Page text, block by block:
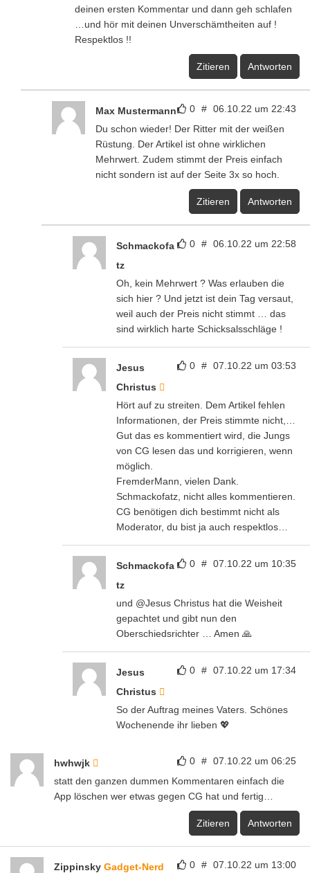
deinen ersten Kommentar und dann geh schlafen
…und hör mit deinen Unverschämtheiten auf !
Respektlos !!
Zitieren Antworten
0 # 06.10.22 um 22:43
Max Mustermann
Du schon wieder! Der Ritter mit der weißen
Rüstung. Der Artikel ist ohne wirklichen
Mehrwert. Zudem stimmt der Preis einfach
nicht sondern ist auf der Seite 3x so hoch.
Zitieren Antworten
0 # 06.10.22 um 22:58
Schmackofa
tz
Oh, kein Mehrwert ? Was erlauben die
sich hier ? Und jetzt ist dein Tag versaut,
weil auch der Preis nicht stimmt … das
sind wirklich harte Schicksalsschläge !
0 # 07.10.22 um 03:53
Jesus
Christus
Hört auf zu streiten. Dem Artikel fehlen
Informationen, der Preis stimmte nicht,…
Gut das es kommentiert wird, die Jungs
von CG lesen das und korrigieren, wenn
möglich.
FremderMann, vielen Dank.
Schmackofatz, nicht alles kommentieren.
CG benötigen dich bestimmt nicht als
Moderator, du bist ja auch respektlos…
0 # 07.10.22 um 10:35
Schmackofa
tz
und @Jesus Christus hat die Weisheit
gepachtet und gibt nun den
Oberschiedsrichter … Amen 🙏
0 # 07.10.22 um 17:34
Jesus
Christus
So der Auftrag meines Vaters. Schönes
Wochenende ihr lieben 💖
0 # 07.10.22 um 06:25
hwhwjk
statt den ganzen dummen Kommentaren einfach die
App löschen wer etwas gegen CG hat und fertig…
Zitieren Antworten
0 # 07.10.22 um 13:00
Zippinsky Gadget-Nerd